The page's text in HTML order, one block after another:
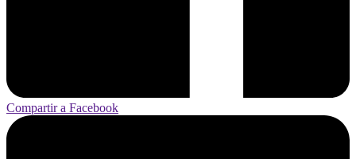
Compartir a Facebook